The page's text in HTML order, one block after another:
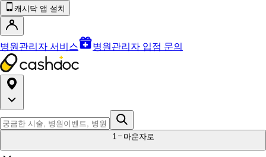
캐시닥 앱 설치
병원관리자 서비스 병원관리자 입점 문의
1 마운자로